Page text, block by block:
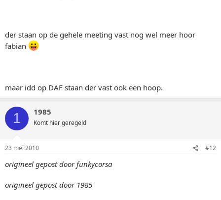
der staan op de gehele meeting vast nog wel meer hoor
fabian
maar idd op DAF staan der vast ook een hoop.
1 1985
Komt hier geregeld
23 mei 2010 #12
origineel gepost door funkycorsa
origineel gepost door 1985